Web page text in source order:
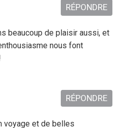
beaucoup de plaisir aussi, et
nous font
RÉPONDRE
voyage et de belles
RÉPONDRE